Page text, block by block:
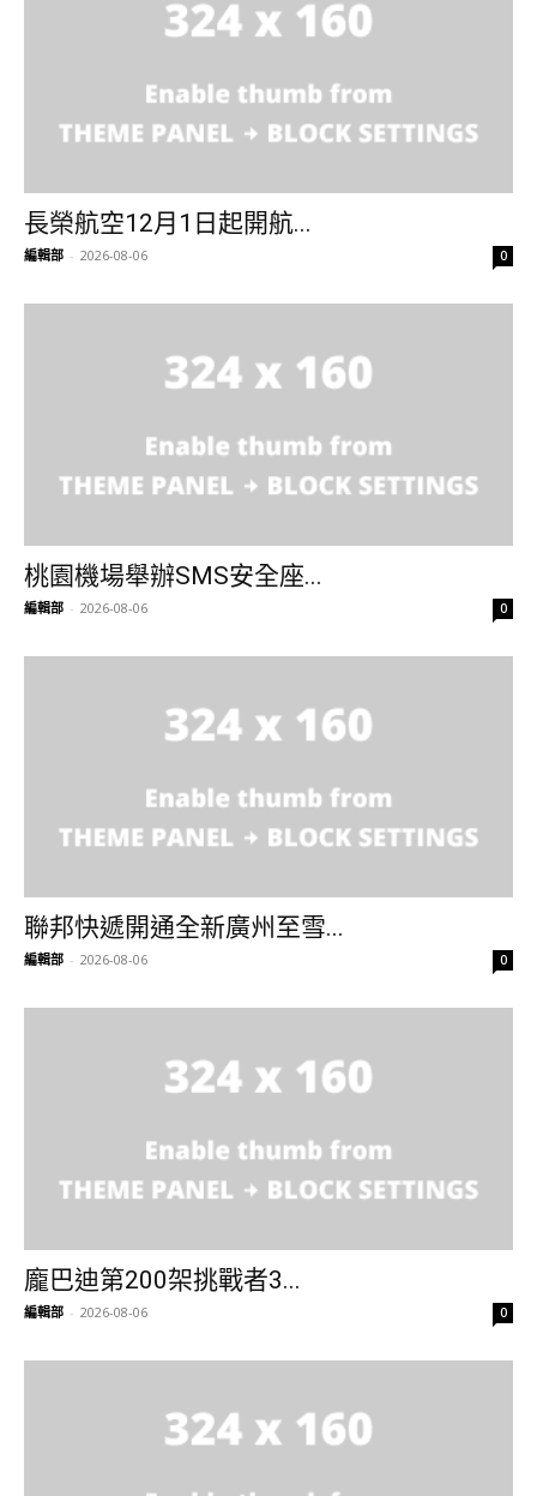
長榮航空12月1日起開航...
編輯部 - 2026-08-06 0
桃園機場舉辦SMS安全座...
編輯部 - 2026-08-06 0
聯邦快遞開通全新廣州至雪...
編輯部 - 2026-08-06 0
龐巴迪第200架挑戰者3...
編輯部 - 2026-08-06 0